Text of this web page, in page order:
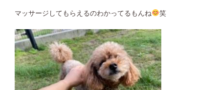
マッサージしてもらえるのわかってるもんね 笑